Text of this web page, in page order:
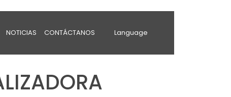
NOTICIAS CONTÁCTANOS Language